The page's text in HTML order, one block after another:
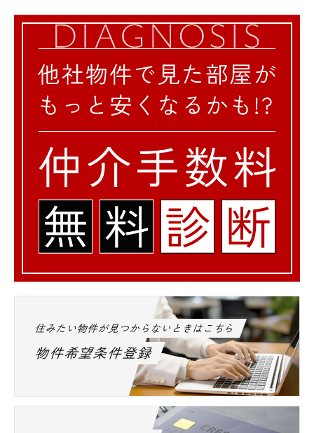
住みたい物件が見つからないときはこちら
物件希望条件登録